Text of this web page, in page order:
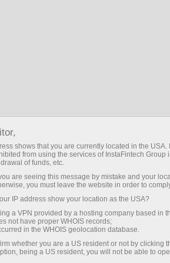
Apa itu
Perkataan Forex ialah
dengan menggabungkan
perkataan Inggeris: asing
Perkataan untuk terjemahan
bermaksud pertukaran mata
Amalan menukar satu mata
shows that you are currently located in the
from using the services of InstaFintech
of funds, etc.
are seeing this message by mistake and your
you must leave the website in order to
IP address show your location as the USA?
a VPN provided by a hosting company based in
not have proper WHOIS records;
in the WHOIS geolocation database.
whether you are a US resident or not by clicking
being a US resident, you will not be able to